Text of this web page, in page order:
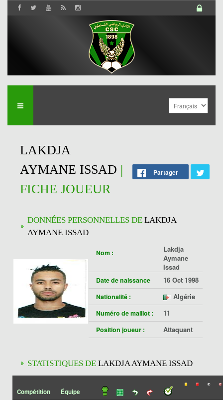
LAKDJA
AYMANE ISSAD |
FICHE JOUEUR
Partager
DONNÉES PERSONNELLES DE LAKDJA
AYMANE ISSAD
Nom :
Lakdja
Aymane
Issad
Date de naissance 16 Oct 1998
Nationalité : Algérie
Numéro de maillot : 11
Position joueur : Attaquant
STATISTIQUES DE LAKDJA AYMANE ISSAD
Compétition Équipe